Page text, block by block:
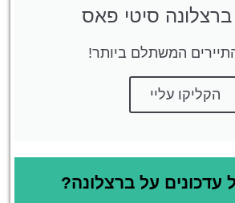
סיטי פאס
המשתלם ביותר!
הקליקו עליי
עדכונים על ברצלונה?